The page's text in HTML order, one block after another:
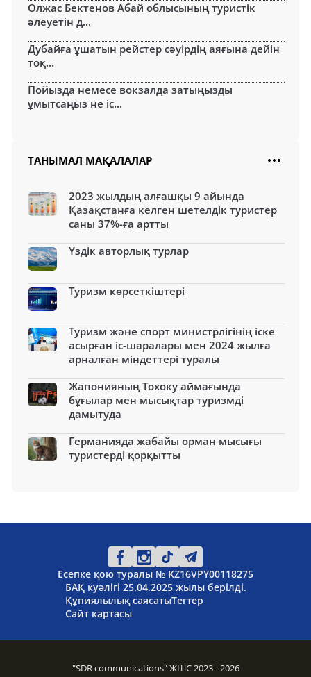
Олжас Бектенов Абай облысының туристік
әлеуетін д...
Дубайға ұшатын рейстер сәуірдің аяғына дейін
тоқ...
Пойызда немесе вокзалда затыңызды
ұмытсаңыз не іс...
ТАНЫМАЛ МАҚАЛАЛАР
2023 жылдың алғашқы 9 айында
Қазақстанға келген шетелдік туристер
саны 37%-ға артты
Үздік авторлық турлар
Туризм көрсеткіштері
Туризм және спорт министрлігінің іске
асырған іс-шаралары мен 2024 жылға
арналған міндеттері туралы
Жапонияның Тохоку аймағында
бұғылар мен мысықтар туризмді
дамытуда
Германияда жабайы орман мысығы
туристерді қорқытты
Есепке қою туралы № KZ16VPY00118275
БАҚ куәлігі 25.04.2025 жылы берілді.
Құпиялылық саясатыТегтер
Сайт картасы
"SDR communications" ЖШС 2023 - 2026